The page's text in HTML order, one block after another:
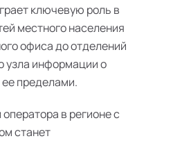
ключевую роль в
местного населения
офиса до отделений
узла информации о
пределами.
в регионе с
станет